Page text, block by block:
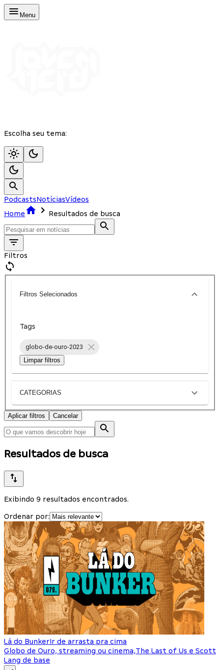
Menu
Escolha seu tema:
PodcastsNotíciasVídeos
Home
Resultados de busca
Filtros
Filtros Selecionados
Tags
globo-de-ouro-2023
Limpar filtros
CATEGORIAS
Aplicar filtros Cancelar
Resultados de busca
Exibindo 9 resultados encontrados.
Ordenar por:
Lá do BunkerIr de arrasta pra cima
Globo de Ouro, streaming ou cinema,The Last of Us e Scott
Lang de base